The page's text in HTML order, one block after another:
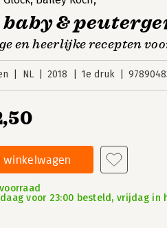
baby &
en heerlijke recepten
NL 2018 1e druk
winkelwagen
voor 23:00 besteld, vrijdag in